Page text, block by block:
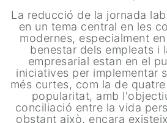
La reducció de la jornada
en un tema central en les
modernes, especialment
benestar dels empleats i
empresarial estan en el
iniciatives per implementar
més curtes, com la de
popularitat, amb
conciliació entre la vida
obstant això, encara